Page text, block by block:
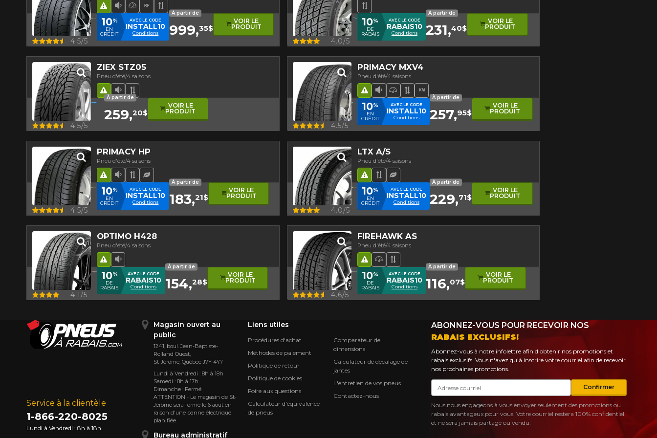
Faible niveau sonore
Pneu haute performance
RunflatBande de roulement asymétrique
Hasard routier
Aperçu 4.5/5
10%
EN
CRÉDIT
AVEC LE CODE
INSTALL10
Conditions
À partir de
999,35$
VOIR LE
PRODUIT
Bande de roulement asymétrique
Aperçu 4.0/5
10%
DE
RABAIS
AVEC LE CODE
RABAIS10
Conditions
À partir de
231,40$
VOIR LE
PRODUIT
ZIEX STZ05
Pneu d'été/4 saisons
Faible niveau sonore
Bande de roulement asymétrique
Hasard routier
Aperçu 4.5/5
À partir de
259,20$
VOIR LE
PRODUIT
PRIMACY MXV4
Pneu d'été/4 saisons
Faible niveau sonore
Pneu haute performance
Bande de roulement asymétrique
Haut kilométrage
Hasard routier
Aperçu 4.5/5
10%
EN
CRÉDIT
AVEC LE CODE
INSTALL10
Conditions
À partir de
257,95$
VOIR LE
PRODUIT
PRIMACY HP
Pneu d'été/4 saisons
Faible niveau sonore
Bande de roulement asymétrique
Pneu écologique
Hasard routier
Aperçu 4.5/5
10%
EN
CRÉDIT
AVEC LE CODE
INSTALL10
Conditions
À partir de
183,21$
VOIR LE
PRODUIT
LTX A/S
Pneu d'été/4 saisons
Bande de roulement asymétrique
Pneu écologique
Hasard routier
Aperçu 4.0/5
10%
EN
CRÉDIT
AVEC LE CODE
INSTALL10
Conditions
À partir de
229,71$
VOIR LE
PRODUIT
OPTIMO H428
Pneu d'été/4 saisons
Faible niveau sonore
Hasard routier
Aperçu 4.1/5
10%
DE
RABAIS
AVEC LE CODE
RABAIS10
Conditions
À partir de
154,28$
VOIR LE
PRODUIT
FIREHAWK AS
Pneu d'été/4 saisons
Pneu haute performance
Bande de roulement asymétrique
Hasard routier
Aperçu 4.6/5
10%
DE
RABAIS
AVEC LE CODE
RABAIS10
Conditions
À partir de
116,07$
VOIR LE
PRODUIT
Service à la clientèle
1-866-220-8025
Lundi à Vendredi : 8h à 18h
Magasin ouvert au
public
1241, boul. Jean-Baptiste-
Rolland Ouest,
St⁠-⁠Jérôme, Québec J7Y 4Y7
Lundi à Vendredi : 8h à 18h
Samedi : 8h à 17h
Dimanche : Fermé
ATTENTION - Le magasin de St-
Jérôme sera fermé le 6 août en
raison d'une panne électrique
planifiée.
Bureau administratif
Liens utiles
Procédures d'achat
Méthodes de paiement
Politique de retour
Politique de cookies
Foire aux questions
Calculateur d'équivalence
de pneus
Comparateur de
dimensions
Calculateur de décalage de
jantes
L'entretien de vos pneus
Contactez-nous
ABONNEZ-VOUS POUR RECEVOIR NOS
RABAIS EXCLUSIFS!
Abonnez-vous à notre infolettre afin d'obtenir nos promotions et
rabais exclusifs. Vous n'avez qu'à inscrire votre courriel afin de recevoir
nos prochaines promotions.
Courriel
Confirmer
Nous nous engageons à vous envoyer seulement des promotions ou
rabais avantageux pour vous. Votre courriel restera 100% confidentiel
et ne sera jamais partagé ou vendu.